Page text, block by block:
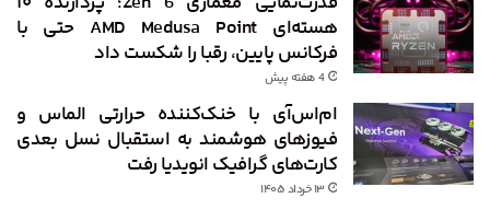
هسته‌ای AMD Medusa Point حتی با
فرکانس پایین، رقبا را شکست داد
4 هفته پیش
ام‌اس‌آی با خنک‌کننده حرارتی الماس و
فیوزهای هوشمند به استقبال نسل بعدی
کارت‌های گرافیک انویدیا رفت
۱۳ خرداد ۱۴۰۵